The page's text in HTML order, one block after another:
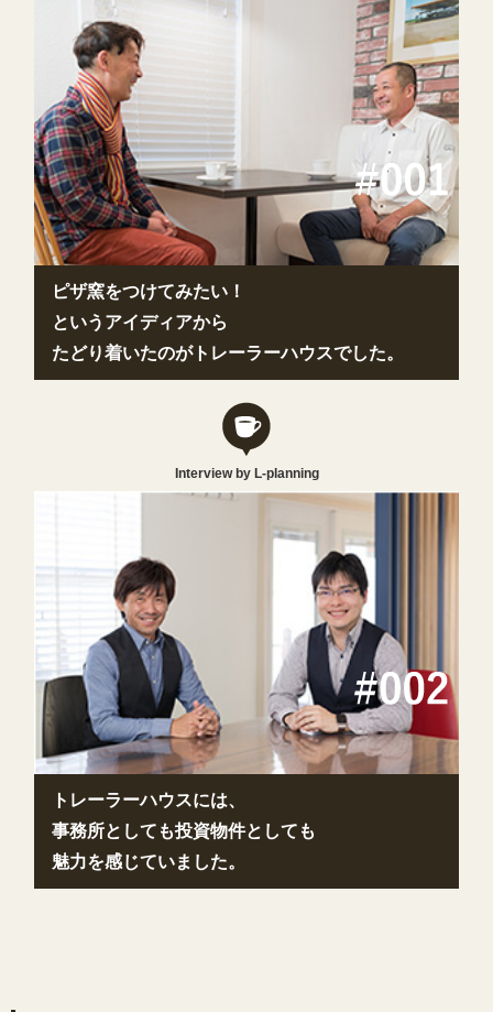
ピザ窯をつけてみたい！
というアイディアから
たどり着いたのがトレーラーハウスでした。
Interview by L-planning
トレーラーハウスには、
事務所としても投資物件としても
魅力を感じていました。